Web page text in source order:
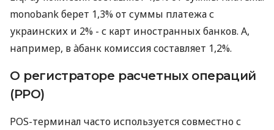
monobank берет 1,3% от суммы платежа с
украинских и 2% - с карт иностранных банков. А,
например, в àбанк комиссия составляет 1,2%.
О регистраторе расчетных операций
(РРО)
POS-терминал часто используется совместно с